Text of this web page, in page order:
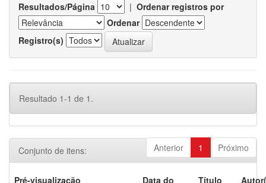
Resultados/Página | Ordenar registros por
Ordenar
Registro(s)
Resultado 1-1 de 1.
Anterior 1 Próximo
Conjunto de itens:
Pré-visualização
Data do
Título